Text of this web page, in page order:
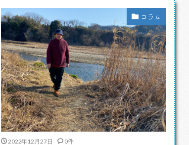
びました。間違いのないおいしさの北イン
ド料理のお店で行こう。 というのも、代表
[…]
コラム
2022年12月27日 0件